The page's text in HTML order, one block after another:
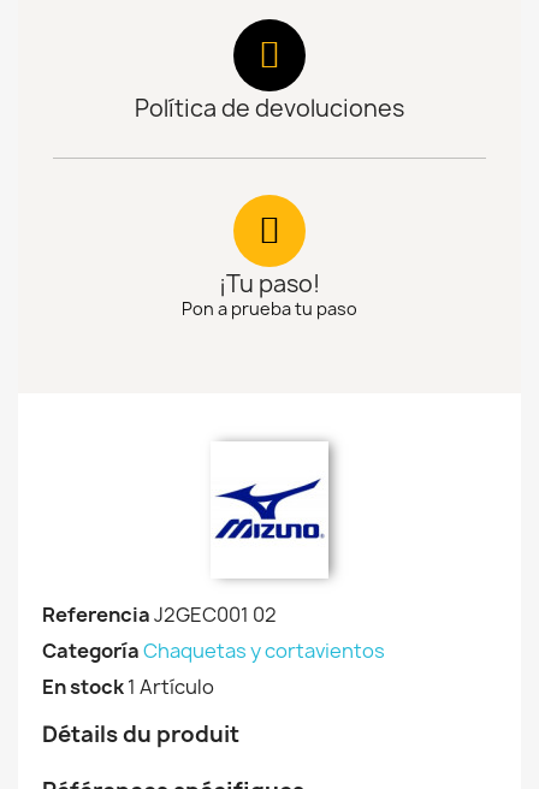
Política de devoluciones
¡Tu paso!
Pon a prueba tu paso
ReferenciaJ2GEC001 02
CategoríaChaquetas y cortavientos
En stock1 Artículo
Détails du produit